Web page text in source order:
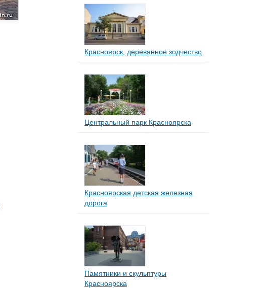
Красноярск, деревянное зодчество
Центральный парк Красноярска
Красноярская детская железная
дорога
Памятники и скульптуры
Красноярска